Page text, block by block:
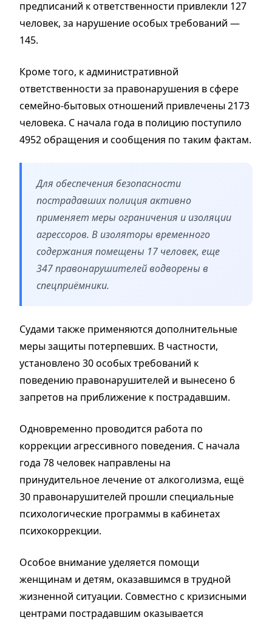
предписаний к ответственности привлекли 127
человек, за нарушение особых требований —
145.
Кроме того, к административной
ответственности за правонарушения в сфере
семейно-бытовых отношений привлечены 2173
человека. С начала года в полицию поступило
4952 обращения и сообщения по таким фактам.
Для обеспечения безопасности
пострадавших полиция активно
применяет меры ограничения и изоляции
агрессоров. В изоляторы временного
содержания помещены 17 человек, еще
347 правонарушителей водворены в
спецприёмники.
Судами также применяются дополнительные
меры защиты потерпевших. В частности,
установлено 30 особых требований к
поведению правонарушителей и вынесено 6
запретов на приближение к пострадавшим.
Одновременно проводится работа по
коррекции агрессивного поведения. С начала
года 78 человек направлены на
принудительное лечение от алкоголизма, ещё
30 правонарушителей прошли специальные
психологические программы в кабинетах
психокоррекции.
Особое внимание уделяется помощи
женщинам и детям, оказавшимся в трудной
жизненной ситуации. Совместно с кризисными
центрами пострадавшим оказывается